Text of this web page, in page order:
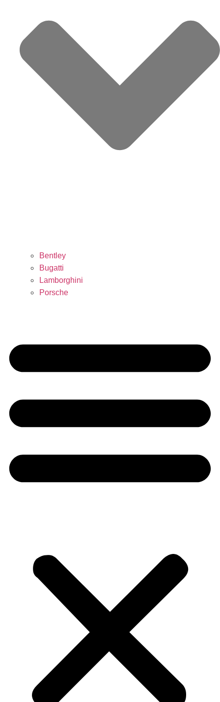
Bentley
Bugatti
Lamborghini
Porsche